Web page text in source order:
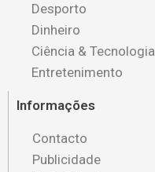
Desporto
Dinheiro
Ciência & Tecnologia
Entretenimento
Informações
Contacto
Publicidade